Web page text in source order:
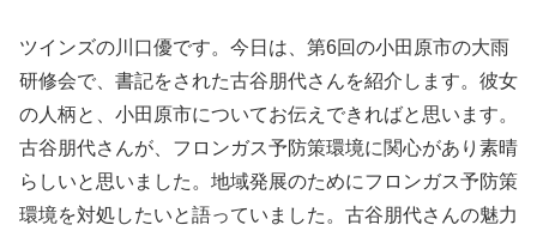
ツインズの川口優です。今日は、第6回の小田原市の大雨
研修会で、書記をされた古谷朋代さんを紹介します。彼女
の人柄と、小田原市についてお伝えできればと思います。
古谷朋代さんが、フロンガス予防策環境に関心があり素晴
らしいと思いました。地域発展のためにフロンガス予防策
環境を対処したいと語っていました。古谷朋代さんの魅力